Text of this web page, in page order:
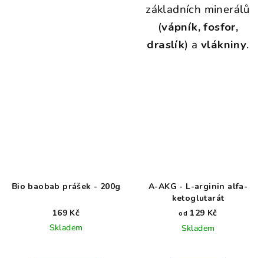
základních minerálů
(vápník, fosfor,
draslík) a vlákniny.
Bio baobab prášek - 200g
169 Kč
Skladem
A-AKG - L-arginin alfa-
ketoglutarát
od 129 Kč
Skladem